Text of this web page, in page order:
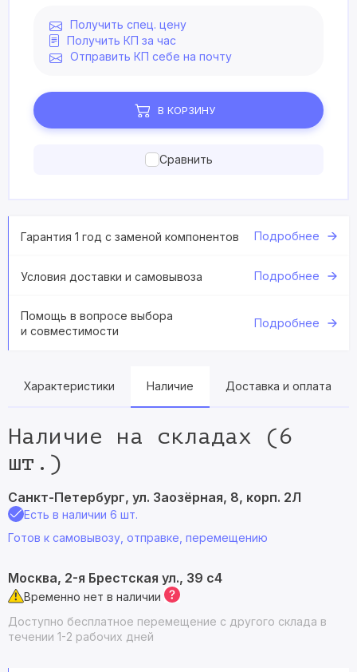
Получить спец. цену
Получить КП за час
Отправить КП себе на почту
В КОРЗИНУ
Сравнить
Гарантия 1 год с заменой компонентов Подробнее
Условия доставки и самовывоза Подробнее
Помощь в вопросе выбора
и совместимости
Подробнее
Характеристики Наличие Доставка и оплата
Наличие на складах (6
шт.)
Санкт-Петербург, ул. Заозёрная, 8, корп. 2Л
Есть в наличии 6 шт.
Готов к самовывозу, отправке, перемещению
Москва, 2-я Брестская ул., 39 с4
Временно нет в наличии
Доступно бесплатное перемещение с другого склада в
течении 1-2 рабочих дней